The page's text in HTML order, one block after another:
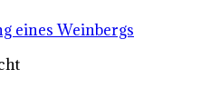
eines Weinbergs